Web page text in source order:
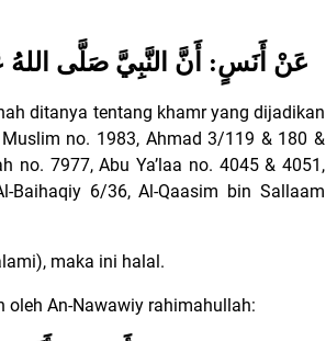
عَنْ أَنَسٍ: أَنَّ النَّبِيَّ صَلَّى اللهُ
ditanya tentang khamr yang dijadikan
no. 1983, Ahmad 3/119 & 180 &
no. 7977, Abu Ya’laa no. 4045 & 4051,
Baihaqiy 6/36, Al-Qaasim bin Sallaam
maka ini halal.
oleh An-Nawawiy rahimahullah: